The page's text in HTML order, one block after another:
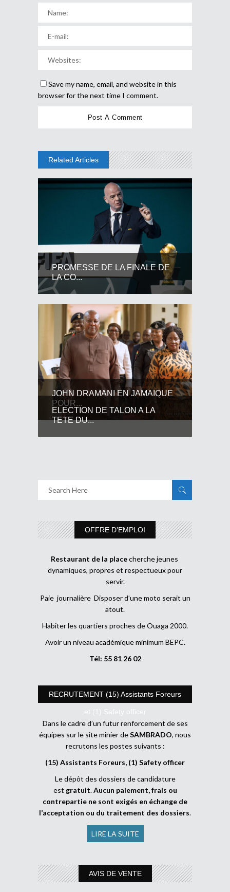
Save my name, email, and website in this
browser for the next time I comment.
Related Articles
PROMESSE DE LA FINALE DE
LA CO...
JOHN DRAMANI EN JAMAIQUE
POUR...
ELECTION DE TALON A LA
TETE DU...
OFFRE D’EMPLOI
Restaurant de la placecherche jeunes
dynamiques, propres et respectueux pour
servir.
Paie journalière Disposer d’une moto serait un
atout.
Habiter les quartiers proches de Ouaga 2000.
Avoir un niveau académique minimum BEPC.
Tél: 55 81 26 02
RECRUTEMENT (15) Assistants Foreurs
et (1) Safety officer
Dans le cadre d’un futur renforcement de ses
équipes sur le site minier deSAMBRADO, nous
recrutons les postes suivants :
(15) Assistants Foreurs, (1) Safety officer
Le dépôt des dossiers de candidature
est gratuit.Aucun paiement, frais ou
contrepartie ne sont exigés en échange de
l’acceptation ou du traitement des dossiers.
LIRE LA SUITE
AVIS DE VENTE